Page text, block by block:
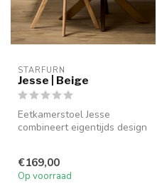
STARFURN
Jesse | Beige
Eetkamerstoel Jesse
combineert eigentijds design
€169,00
Op voorraad